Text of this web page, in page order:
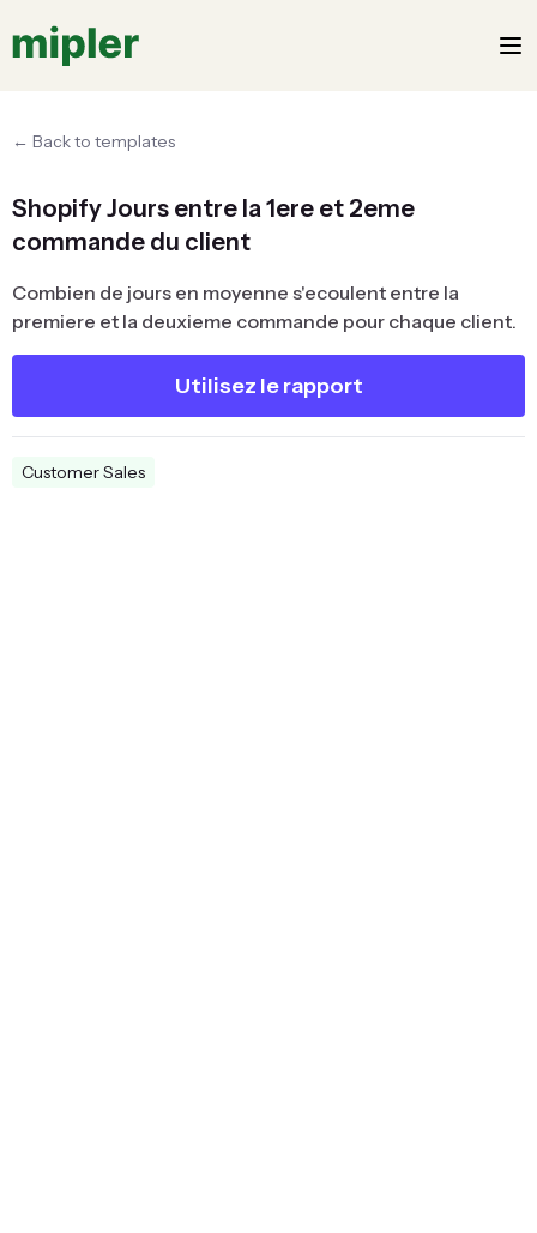
← Back to templates
Shopify Jours entre la 1ere et 2eme
commande du client
Combien de jours en moyenne s'ecoulent entre la
premiere et la deuxieme commande pour chaque client.
Utilisez le rapport
Customer Sales